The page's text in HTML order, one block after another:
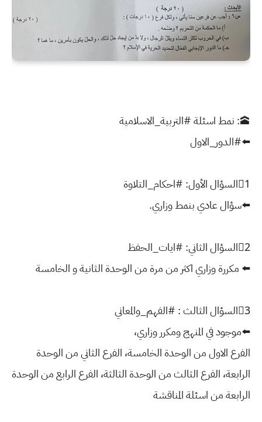
🕋: نمط اسئلة #التربية_الاسلامية
⬅️#الدور_الاول
1⃣السؤال الأول: #احكام_التلاوة
⬅️سؤال عادي بنمط وزاري.
2⃣السؤال الثاني: #ايات_الحفظ
⬅️ مكررة وزاري اكثر من مرة من الوحدة الثانية و الخامسة
3⃣السؤال الثالث : #الفهم_والمعاني
⬅️موجود في المنهج ومكرر وزاري،
الفرع الاول من الوحدة الخامسة، الفرع الثاني من الوحدة
الرابعة، الفرع الثالث من الوحدة الثالثة، الفرع الرابع من الوحدة
الرابعة من اسئلة المناقشة